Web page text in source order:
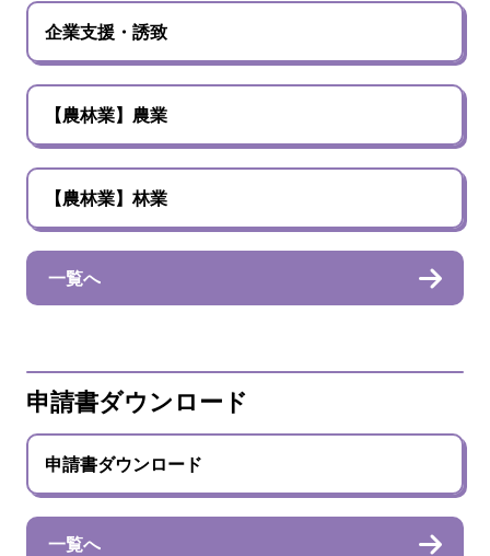
企業支援・誘致
【農林業】農業
【農林業】林業
一覧へ
申請書ダウンロード
申請書ダウンロード
一覧へ